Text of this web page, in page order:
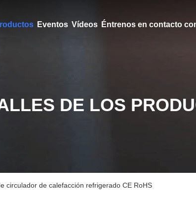
Eventos Vídeos Éntrenos en contacto
DE LOS
circulador de calefacción refrigerado CE RoHS